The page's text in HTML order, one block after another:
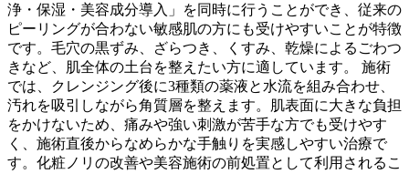
浄・保湿・美容成分導入」を同時に行うことができ、従来の
ピーリングが合わない敏感肌の方にも受けやすいことが特徴
です。毛穴の黒ずみ、ざらつき、くすみ、乾燥によるごわつ
きなど、肌全体の土台を整えたい方に適しています。 施術
では、クレンジング後に3種類の薬液と水流を組み合わせ、
汚れを吸引しながら角質層を整えます。肌表面に大きな負担
をかけないため、痛みや強い刺激が苦手な方でも受けやす
く、施術直後からなめらかな手触りを実感しやすい治療で
す。化粧ノリの改善や美容施術の前処置として利用されるこ